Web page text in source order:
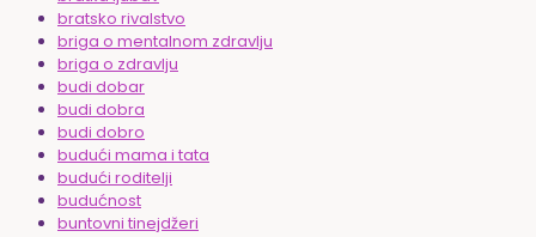
bratsko rivalstvo
briga o mentalnom zdravlju
briga o zdravlju
budi dobar
budi dobra
budi dobro
budući mama i tata
budući roditelji
budućnost
buntovni tinejdžeri